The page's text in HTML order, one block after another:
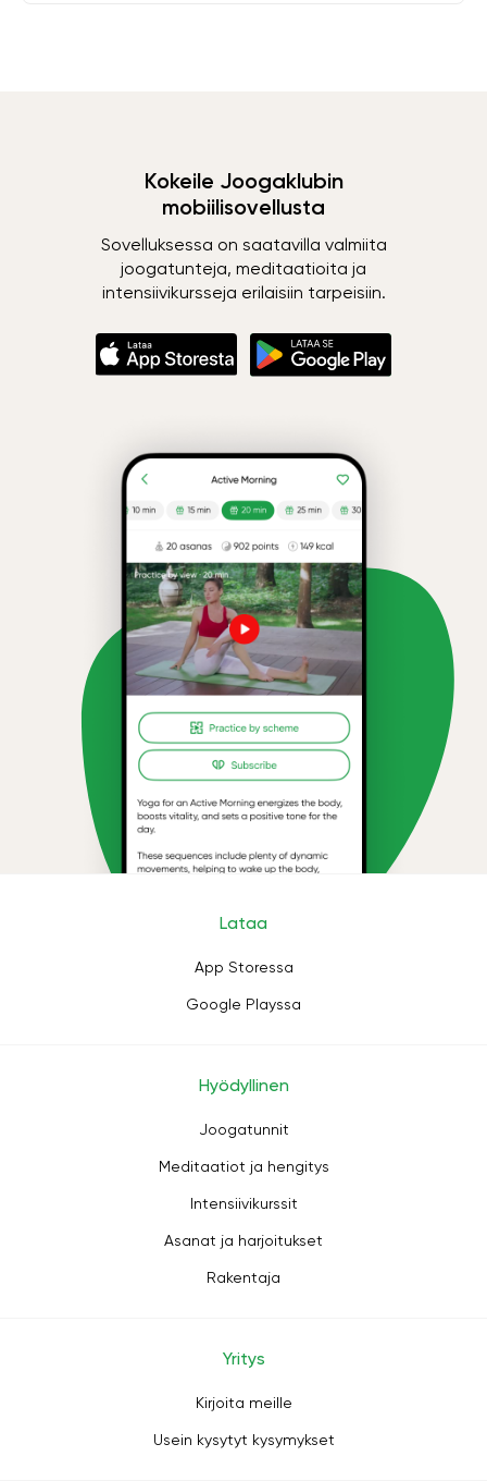
Kokeile Joogaklubin
mobiilisovellusta
Sovelluksessa on saatavilla valmiita
joogatunteja, meditaatioita ja
intensiivikursseja erilaisiin tarpeisiin.
Lataa
App Storessa
Google Playssa
Hyödyllinen
Joogatunnit
Meditaatiot ja hengitys
Intensiivikurssit
Asanat ja harjoitukset
Rakentaja
Yritys
Kirjoita meille
Usein kysytyt kysymykset